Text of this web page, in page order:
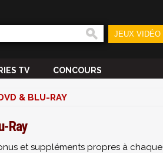
JEUX VIDÉO
TV CONCOURS
& BLU-RAY
Ray
et suppléments propres à chaque